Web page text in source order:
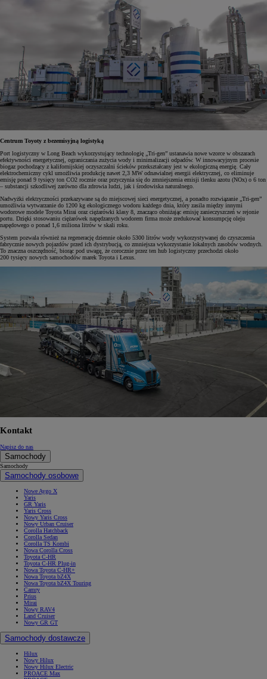
Centrum Toyoty z bezemisyjną logistyką
Port logistyczny w Long Beach wykorzystujący technologię „Tri-gen” ustanawia nowe wzorce w obszarach
efektywności energetycznej, ograniczania zużycia wody i minimalizacji odpadów. W innowacyjnym procesie
biogaz pochodzący z kalifornijskiej oczyszczalni ścieków przekształcany jest w ekologiczną energię. Cały
elektrochemiczny cykl umożliwia produkcję nawet 2,3 MW odnawialnej energii elektrycznej, co eliminuje
emisję ponad 9 tysięcy ton CO2 rocznie oraz przyczynia się do zmniejszenia emisji tlenku azotu (NOx) o 6 ton
– substancji szkodliwej zarówno dla zdrowia ludzi, jak i środowiska naturalnego.
Nadwyżki elektryczności przekazywane są do miejscowej sieci energetycznej, a ponadto rozwiązanie „Tri-gen”
umożliwia wytwarzanie do 1200 kg ekologicznego wodoru każdego dnia, który zasila między innymi
wodorowe modele Toyota Mirai oraz ciężarówki klasy 8, znacząco obniżając emisję zanieczyszczeń w rejonie
portu. Dzięki stosowaniu ciężarówek napędzanych wodorem firma może zredukować konsumpcję oleju
napędowego o ponad 1,6 miliona litrów w skali roku.
System pozwala również na regenerację dziennie około 5300 litrów wody wykorzystywanej do czyszczenia
fabrycznie nowych pojazdów przed ich dystrybucją, co zmniejsza wykorzystanie lokalnych zasobów wodnych.
To znaczna oszczędność, biorąc pod uwagę, że corocznie przez ten hub logistyczny przechodzi około
200 tysięcy nowych samochodów marek Toyota i Lexus.
Kontakt
Napisz do nas
Samochody
Samochody
Samochody osobowe
Nowe Aygo X
Yaris
GR Yaris
Yaris Cross
Nowy Yaris Cross
Nowy Urban Cruiser
Corolla Hatchback
Corolla Sedan
Corolla TS Kombi
Nowa Corolla Cross
Toyota C-HR
Toyota C-HR Plug-in
Nowa Toyota C-HR+
Nowa Toyota bZ4X
Nowa Toyota bZ4X Touring
Camry
Prius
Mirai
Nowy RAV4
Land Cruiser
Nowy GR GT
Samochody dostawcze
Hilux
Nowy Hilux
Nowy Hilux Electric
PROACE Max